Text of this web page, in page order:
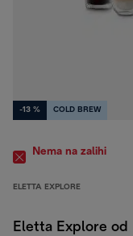
-13 % COLD BREW
Nema na zalihi
ELETTA EXPLORE
Eletta Explore od